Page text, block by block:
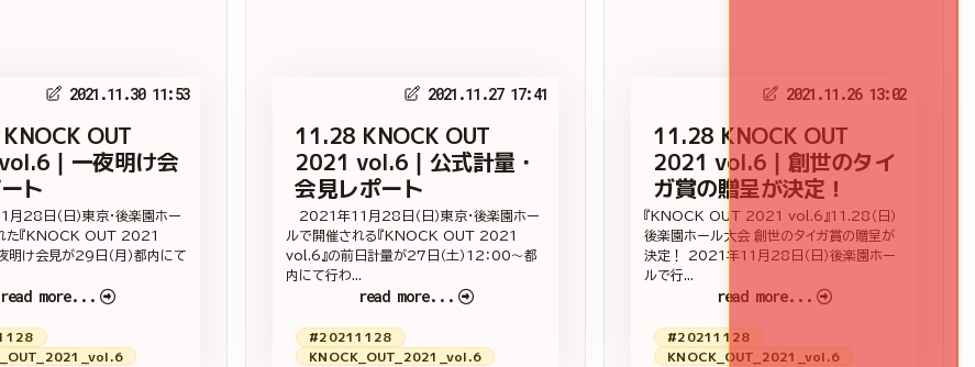
2021.11.30 11:53
OUT
｜一夜明け会
ト
28日（日）東京・後楽園ホー
た『KNOCK OUT 2021
明け会見が29日（月）都内にて
read more...
2021.11.27 17:41
11.28 KNOCK OUT
2021 vol.6｜公式計量・
会見レポート
2021年11月28日（日）東京・後楽園ホー
ルで開催される『KNOCK OUT 2021
vol.6』の前日計量が27日（土）12：00～都
内にて行わ...
read more...
#20211128
KNOCK_OUT_2021_vol.6
2021.11.26 13:02
11.28 KNOCK OUT
2021 vol.6｜創世のタイ
ガ賞の贈呈が決定！
『KNOCK OUT 2021 vol.6』11.28（日）
後楽園ホール大会 創世のタイガ賞の贈呈が
決定！ 2021年11月28日（日）後楽園ホー
ルで行...
read more...
#20211128
KNOCK_OUT_2021_vol.6